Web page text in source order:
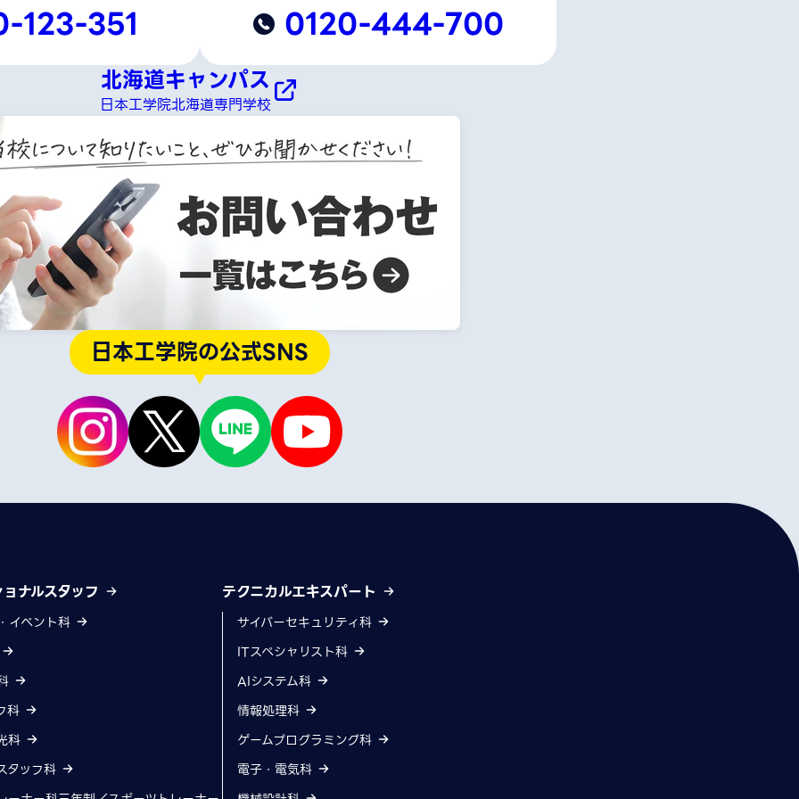
123-351 0120-444-700
北海道キャンパス
日本工学院北海道専門学校
日本工学院の公式SNS
ナルスタッフ
イベント科
科
科
タッフ科
テクニカルエキスパート
サイバーセキュリティ科
ITスペシャリスト科
AIシステム科
情報処理科
ゲームプログラミング科
電子・電気科